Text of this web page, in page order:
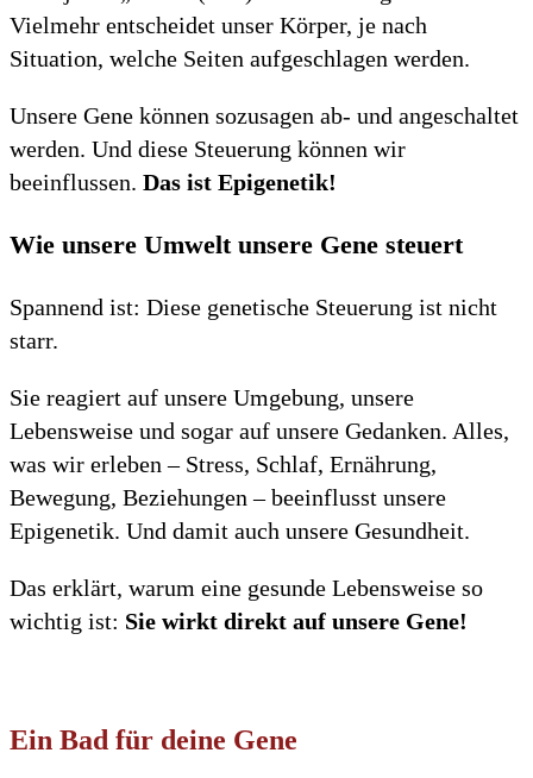
Vielmehr entscheidet unser Körper, je nach
Situation, welche Seiten aufgeschlagen werden.
Unsere Gene können sozusagen ab- und angeschaltet
werden. Und diese Steuerung können wir
beeinflussen. Das ist Epigenetik!
Wie unsere Umwelt unsere Gene steuert
Spannend ist: Diese genetische Steuerung ist nicht
starr.
Sie reagiert auf unsere Umgebung, unsere
Lebensweise und sogar auf unsere Gedanken. Alles,
was wir erleben – Stress, Schlaf, Ernährung,
Bewegung, Beziehungen – beeinflusst unsere
Epigenetik. Und damit auch unsere Gesundheit.
Das erklärt, warum eine gesunde Lebensweise so
wichtig ist: Sie wirkt direkt auf unsere Gene!
Ein Bad für deine Gene